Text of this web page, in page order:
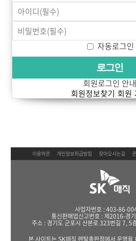
자동로그인
회원로그인 안내
회원정보찾기 회원
이용약관 개인정보취급방침 찾아오시는길
사업자번호 : 403-86-
통신판매업신고번호 : 제2016-경
주소 : 경기도 군포시 산본로 323번길 7, 5
본 사이트는 SK매직 렌탈총판점에서 운영을